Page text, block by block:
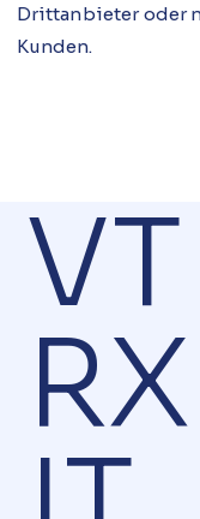
Drittanbieter oder
Kunden.
VT
RX